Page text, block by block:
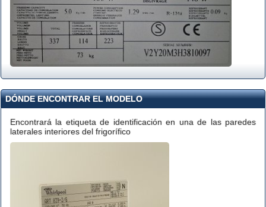
DÓNDE ENCONTRAR EL MODELO
Encontrará la etiqueta de identificación en una de las paredes
laterales interiores del frigorífico